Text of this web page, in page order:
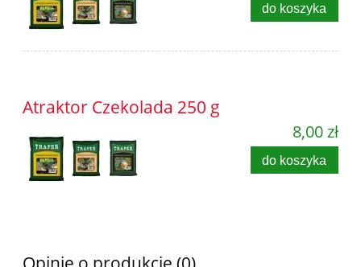
do koszyka
Atraktor Czekolada 250 g
8,00 zł
do koszyka